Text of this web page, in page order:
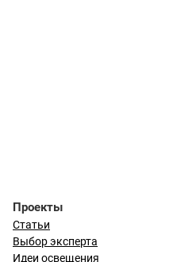
Проекты
Статьи
Выбор эксперта
Идеи освещения